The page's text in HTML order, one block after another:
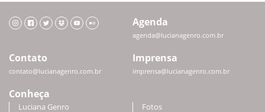
Agenda
agenda@lucianagenro.com.br
Contato
contato@lucianagenro.com.br
Imprensa
imprensa@lucianagenro.com.br
Conheça
Luciana Genro Fotos